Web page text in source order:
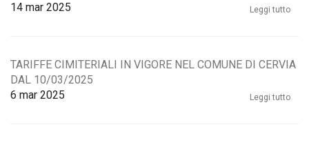
14 mar 2025 Leggi tutto
TARIFFE CIMITERIALI IN VIGORE NEL COMUNE DI CERVIA
DAL 10/03/2025
6 mar 2025 Leggi tutto